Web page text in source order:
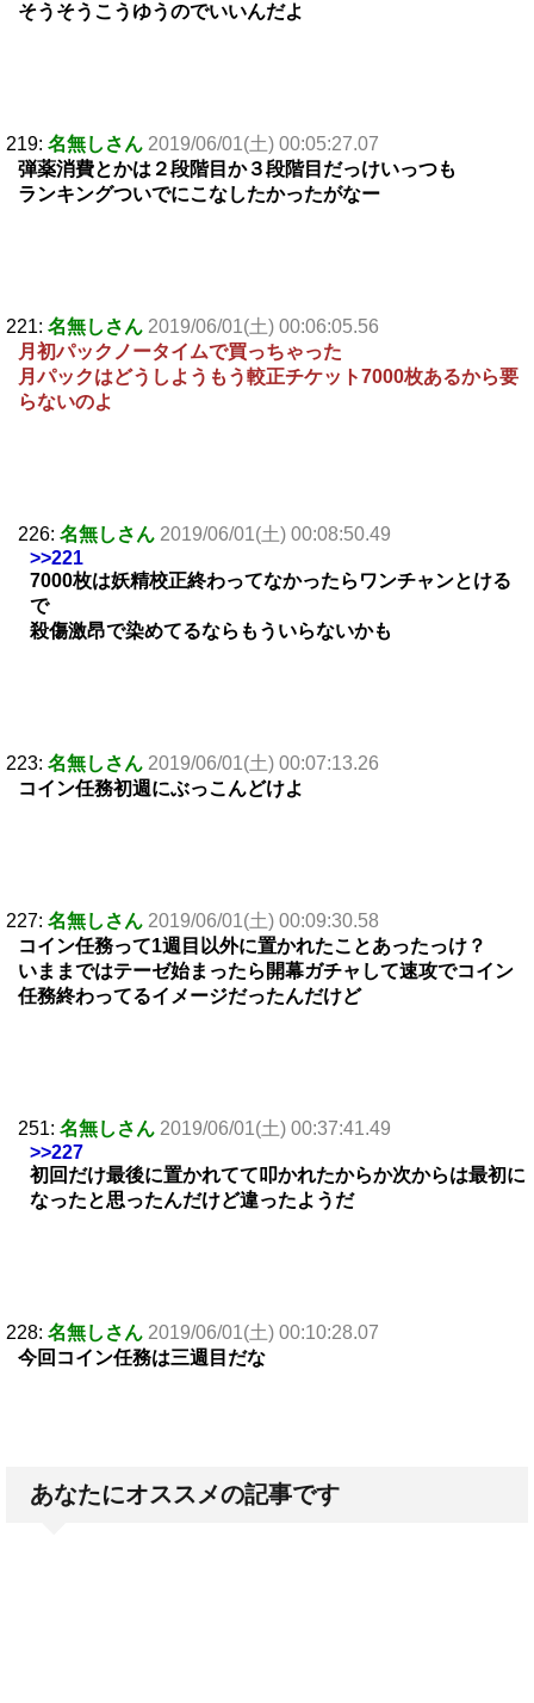
そうそうこうゆうのでいいんだよ
219: 名無しさん 2019/06/01(土) 00:05:27.07
弾薬消費とかは２段階目か３段階目だっけいっつも
ランキングついでにこなしたかったがなー
221: 名無しさん 2019/06/01(土) 00:06:05.56
月初パックノータイムで買っちゃった
月パックはどうしようもう較正チケット7000枚あるから要
らないのよ
226: 名無しさん 2019/06/01(土) 00:08:50.49
>>221
7000枚は妖精校正終わってなかったらワンチャンとける
で
殺傷激昂で染めてるならもういらないかも
223: 名無しさん 2019/06/01(土) 00:07:13.26
コイン任務初週にぶっこんどけよ
227: 名無しさん 2019/06/01(土) 00:09:30.58
コイン任務って1週目以外に置かれたことあったっけ？
いままではテーゼ始まったら開幕ガチャして速攻でコイン
任務終わってるイメージだったんだけど
251: 名無しさん 2019/06/01(土) 00:37:41.49
>>227
初回だけ最後に置かれてて叩かれたからか次からは最初に
なったと思ったんだけど違ったようだ
228: 名無しさん 2019/06/01(土) 00:10:28.07
今回コイン任務は三週目だな
あなたにオススメの記事です